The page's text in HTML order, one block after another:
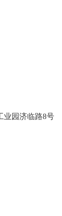
业园济临路8号